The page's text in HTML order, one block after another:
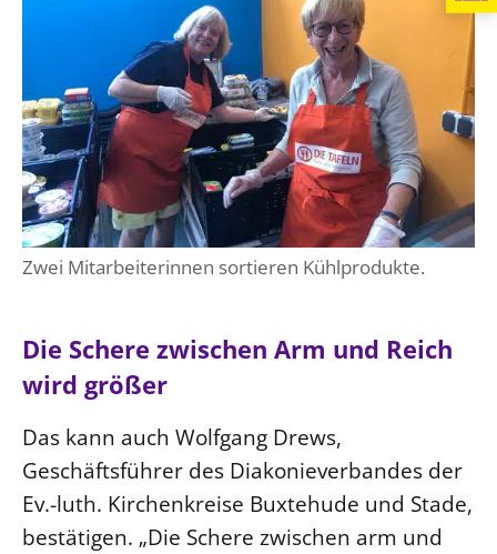
Zwei Mitarbeiterinnen sortieren Kühlprodukte.
Die Schere zwischen Arm und Reich
wird größer
Das kann auch Wolfgang Drews,
Geschäftsführer des Diakonieverbandes der
Ev.-luth. Kirchenkreise Buxtehude und Stade,
bestätigen. „Die Schere zwischen arm und